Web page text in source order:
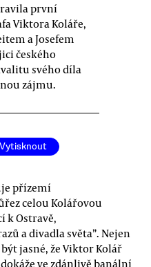
první
Viktora Koláře,
a Josefem
českého
svého díla
zájmu.
Vytisknout
přízemí
celou Kolářovou
k Ostravě,
a divadla světa”. Nejen
jasné, že Viktor Kolář
ve zdánlivě banální